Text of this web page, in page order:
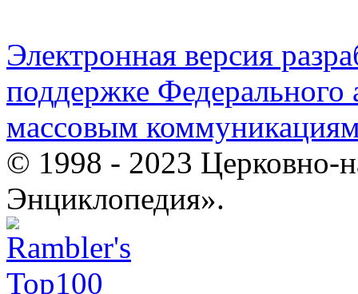
Электронная версия
поддержке Федерального
массовым
© 1998 - 2023 Церковно-
Энциклопедия».